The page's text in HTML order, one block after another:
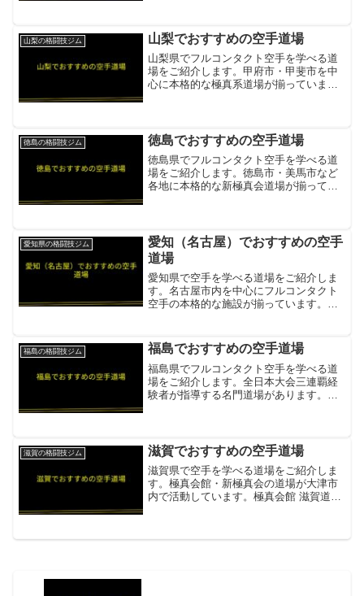
交流。運動が苦手...
山梨の格闘技ジム 山梨でおすすめの空手道場
山梨県でフルコンタクト空手を学べる道
場をご紹介します。甲府市・甲斐市を中
心に本格的な極真系道場が揃っていま
項目内容所在地／最寄駅...
徳島の格闘技ジム 徳島でおすすめの空手道場
徳島県でフルコンタクト空手を学べる道
場をご紹介します。徳島市・美馬市など
各地に本格的な新極真会道場が揃ってい
タイル項目内容所在地...
愛知県の格闘技ジム
愛知（名古屋）でおすすめの空手
道場
愛知県で空手を学べる道場をご紹介しま
す。名古屋市内を中心にフルコンタクト
空手の本格的な施設が揃っています。極
指導。キックボクシングも併用。地域・
全国大会出場実績あり項...
福島の格闘技ジム 福島でおすすめの空手道場
福島県でフルコンタクト空手を学べる道
場をご紹介します。全日本大会三連覇経
験者が指導する名門道場があります。新
開項目内容所在地／最寄...
滋賀の格闘技ジム 滋賀でおすすめの空手道場
滋賀県で空手を学べる道場をご紹介しま
す。極真会館・新極真会の道場が大津市
内で活動しています。極真会館 滋賀道場